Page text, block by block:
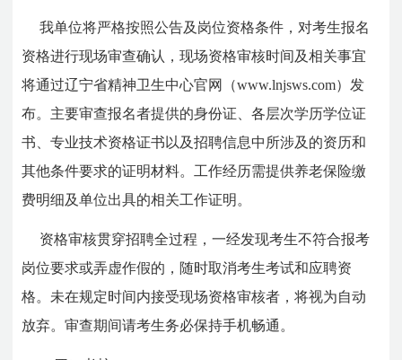
我单位将严格按照公告及岗位资格条件，对考生报名
资格进行现场审查确认，现场资格审核时间及相关事宜
将通过辽宁省精神卫生中心官网（www.lnjsws.com）发
布。主要审查报名者提供的身份证、各层次学历学位证
书、专业技术资格证书以及招聘信息中所涉及的资历和
其他条件要求的证明材料。工作经历需提供养老保险缴
费明细及单位出具的相关工作证明。
资格审核贯穿招聘全过程，一经发现考生不符合报考
岗位要求或弄虚作假的，随时取消考生考试和应聘资
格。未在规定时间内接受现场资格审核者，将视为自动
放弃。审查期间请考生务必保持手机畅通。